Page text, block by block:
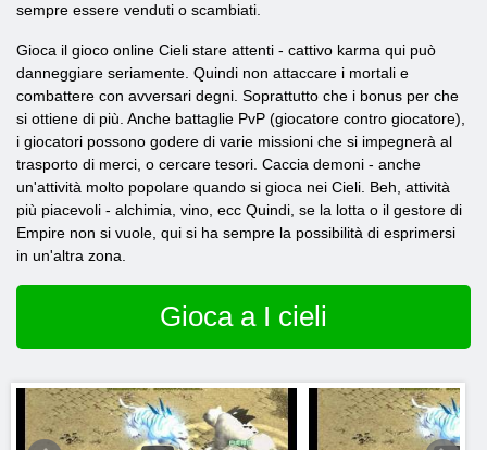
sempre essere venduti o scambiati.
Gioca il gioco online Cieli stare attenti - cattivo karma qui può
danneggiare seriamente. Quindi non attaccare i mortali e
combattere con avversari degni. Soprattutto che i bonus per che
si ottiene di più. Anche battaglie PvP (giocatore contro giocatore),
i giocatori possono godere di varie missioni che si impegnerà al
trasporto di merci, o cercare tesori. Caccia demoni - anche
un'attività molto popolare quando si gioca nei Cieli. Beh, attività
più piacevoli - alchimia, vino, ecc Quindi, se la lotta o il gestore di
Empire non si vuole, qui si ha sempre la possibilità di esprimersi
in un'altra zona.
Gioca a I cieli